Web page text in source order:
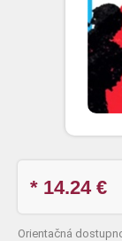
* 14.24€
Orientačná